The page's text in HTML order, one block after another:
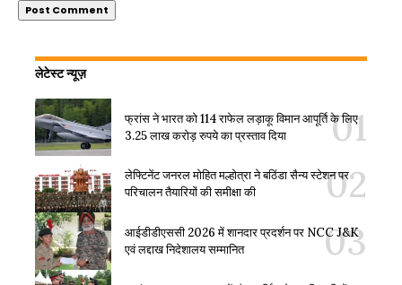
लेटेस्ट न्यूज़
फ्रांस ने भारत को 114 राफेल लड़ाकू विमान आपूर्ति के लिए
3.25 लाख करोड़ रुपये का प्रस्ताव दिया
लेफ्टिनेंट जनरल मोहित मल्होत्रा ने बठिंडा सैन्य स्टेशन पर
परिचालन तैयारियों की समीक्षा की
आईडीडीएससी 2026 में शानदार प्रदर्शन पर NCC J&K
एवं लद्दाख निदेशालय सम्मानित